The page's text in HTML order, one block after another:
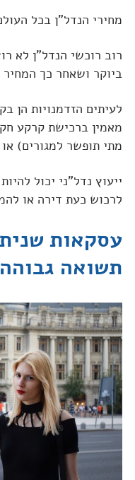
מחירי הנדל"ן בכל
רוב רוכשי הנדל"ן לא
ביוקר ושאחר כך המחיר
לעיתים הזדמנויות הן
מאמין ברכישת קרקע
מתי תופשר למגורים)
ייעוץ נדל"ני יכול
לרכוש כעת דירה או
עסקאות
תשואה